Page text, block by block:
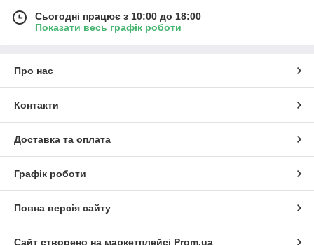
Сьогодні працює з 10:00 до 18:00
Показати весь графік роботи
Про нас
Контакти
Доставка та оплата
Графік роботи
Повна версія сайту
Сайт створено на маркетплейсі Prom.ua